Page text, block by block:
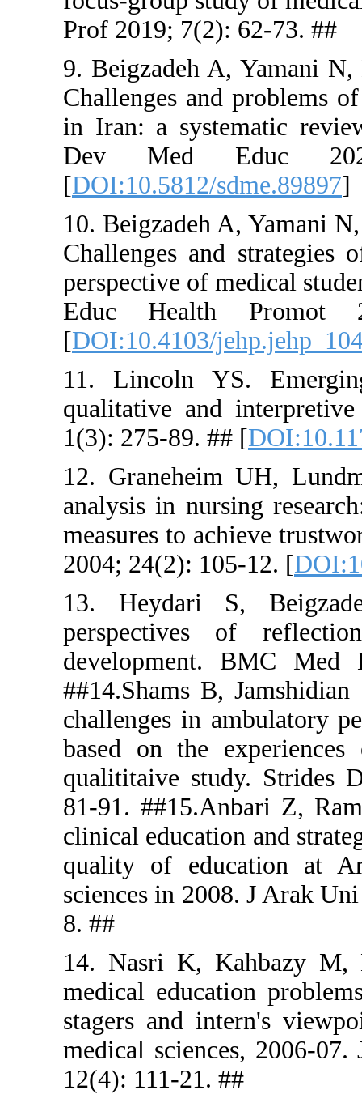
Prof 2019;
9.
in Iran: a
Dev
[
10.
Educ
[
11.
qualitative
1(3): 275-
12.
analysis in
measures
2004;
13.
challenges
based on
81-91.
clinical
quality of
sciences
14. Nasri
medical
stagers
medical
12(4): 111-